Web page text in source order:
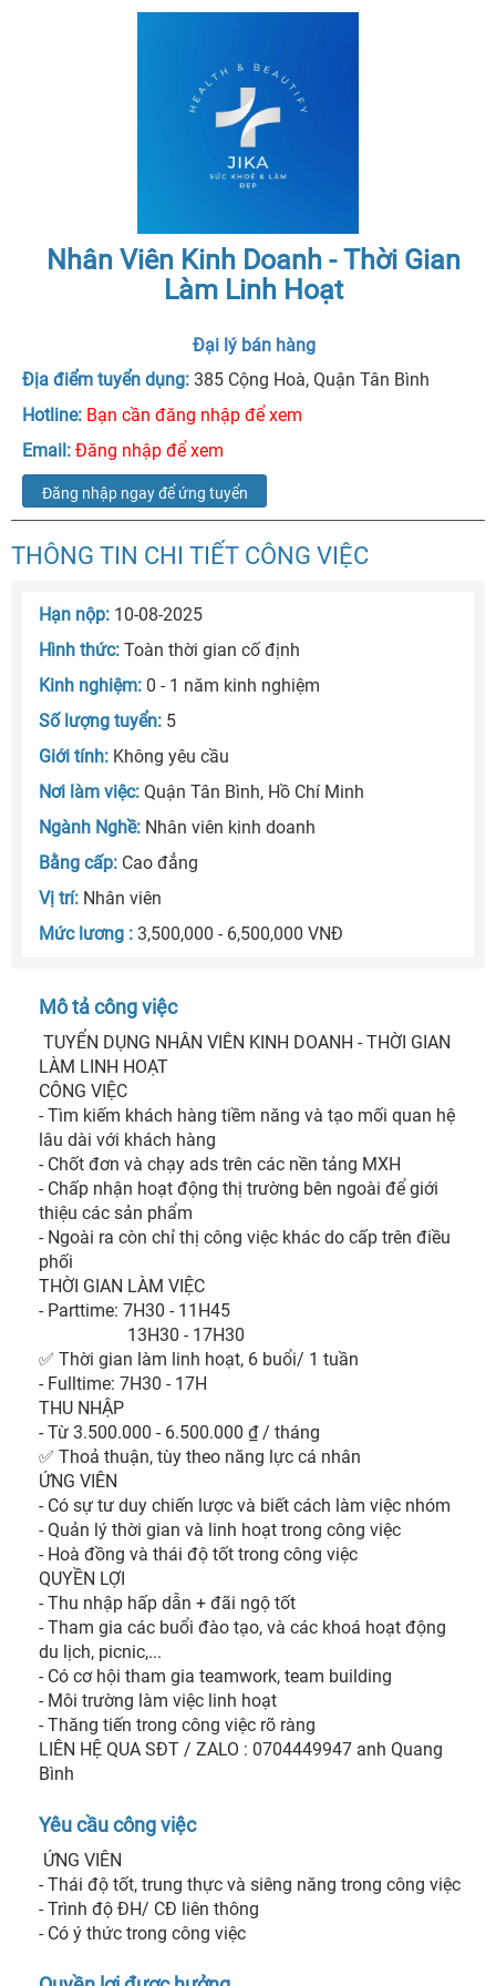
Nhân Viên Kinh Doanh - Thời Gian
Làm Linh Hoạt
Đại lý bán hàng
Địa điểm tuyển dụng: 385 Cộng Hoà, Quận Tân Bình
Hotline: Bạn cần đăng nhập để xem
Email: Đăng nhập để xem
Đăng nhập ngay để ứng tuyển
THÔNG TIN CHI TIẾT CÔNG VIỆC
Hạn nộp: 10-08-2025
Hình thức: Toàn thời gian cố định
Kinh nghiệm: 0 - 1 năm kinh nghiệm
Số lượng tuyển: 5
Giới tính: Không yêu cầu
Nơi làm việc: Quận Tân Bình, Hồ Chí Minh
Ngành Nghề: Nhân viên kinh doanh
Bằng cấp: Cao đẳng
Vị trí: Nhân viên
Mức lương : 3,500,000 - 6,500,000 VNĐ
Mô tả công việc
LÀM LINH HOẠT
CÔNG VIỆC
- Tìm kiếm khách hàng tiềm năng và tạo mối quan hệ
lâu dài với khách hàng
- Chốt đơn và chạy ads trên các nền tảng MXH
- Chấp nhận hoạt động thị trường bên ngoài để giới
thiệu các sản phẩm
- Ngoài ra còn chỉ thị công việc khác do cấp trên điều
phối
THỜI GIAN LÀM VIỆC
- Parttime: 7H30 - 11H45
13H30 - 17H30
✅ Thời gian làm linh hoạt, 6 buổi/ 1 tuần
- Fulltime: 7H30 - 17H
THU NHẬP
- Từ 3.500.000 - 6.500.000 ₫ / tháng
✅ Thoả thuận, tùy theo năng lực cá nhân
ỨNG VIÊN
- Có sự tư duy chiến lược và biết cách làm việc nhóm
- Quản lý thời gian và linh hoạt trong công việc
- Hoà đồng và thái độ tốt trong công việc
QUYỀN LỢI
- Thu nhập hấp dẫn + đãi ngộ tốt
- Tham gia các buổi đào tạo, và các khoá hoạt động
du lịch, picnic,...
- Có cơ hội tham gia teamwork, team building
- Môi trường làm việc linh hoạt
- Thăng tiến trong công việc rõ ràng
LIÊN HỆ QUA SĐT / ZALO : 0704449947 anh Quang
Bình
Yêu cầu công việc
- Thái độ tốt, trung thực và siêng năng trong công việc
- Trình độ ĐH/ CĐ liên thông
- Có ý thức trong công việc